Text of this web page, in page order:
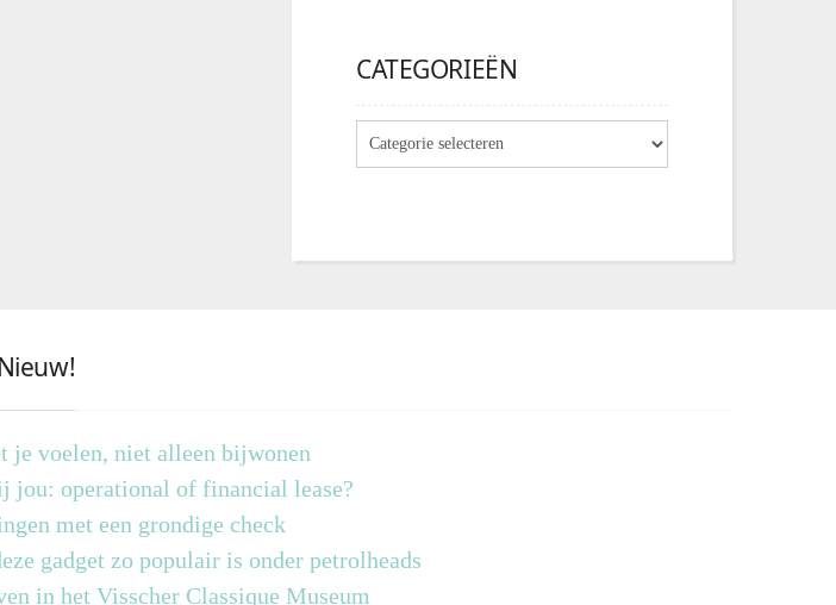
CATEGORIEËN
Nieuw!
je voelen, niet alleen bijwonen
jou: operational of financial lease?
met een grondige check
gadget zo populair is onder petrolheads
in het Visscher Classique Museum